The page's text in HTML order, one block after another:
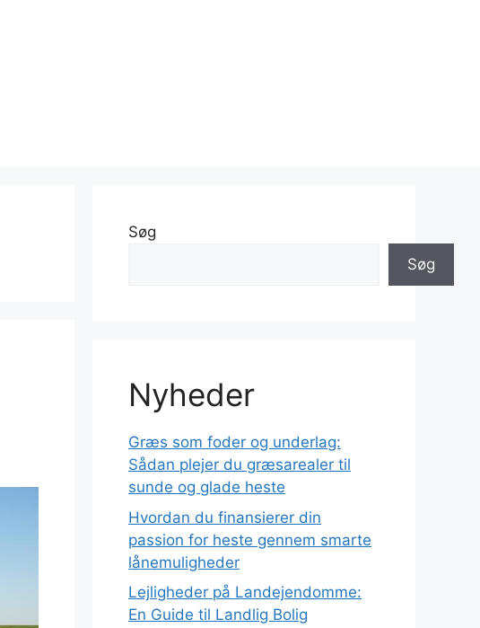
Søg
Søg
Nyheder
Græs som foder og underlag:
Sådan plejer du græsarealer til
sunde og glade heste
Hvordan du finansierer din
passion for heste gennem smarte
lånemuligheder
Lejligheder på Landejendomme:
En Guide til Landlig Bolig